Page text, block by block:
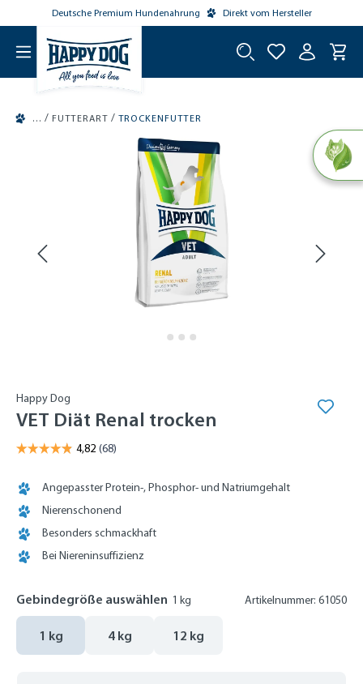
springen
Deutsche Premium Hundenahrung Direkt vom Hersteller
/ FUTTERART / TROCKENFUTTER
Happy Dog
VET Diät Renal trocken
Angepasster Protein-, Phosphor- und Natriumgehalt
Nierenschonend
Besonders schmackhaft
Bei Niereninsuffizienz
Gebindegröße auswählen 1 kg Artikelnummer: 61050
1 kg 4 kg 12 kg